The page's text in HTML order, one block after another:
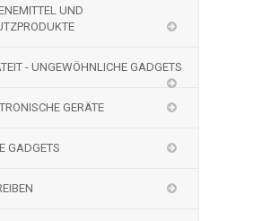
UND
- UNGEWÖHNLICHE GADGETS
GERÄTE
GADGETS